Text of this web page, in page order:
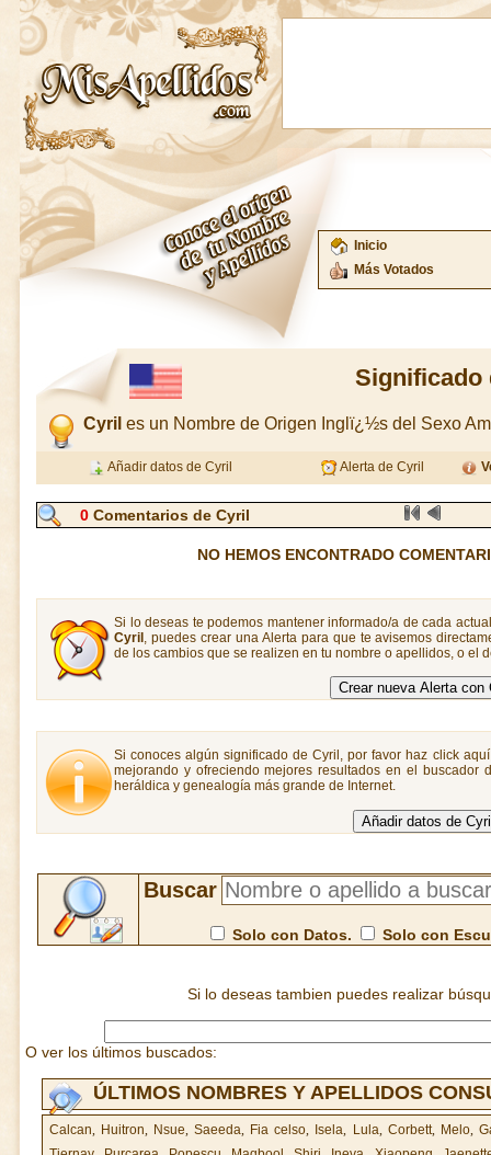
Inicio
Más Votados
Significado
Cyril es un Nombre de Origen Inglï¿½s del Sexo
Añadir datos de Cyril Alerta de Cyril
0 Comentarios de Cyril
NO HEMOS ENCONTRADO
Si lo deseas te podemos mantener informado/a de cada
Cyril , puedes crear una Alerta para que te avisemos
de los cambios que se realizen en tu nombre o apellidos, o el
Si conoces algún significado de Cyril, por favor haz click
mejorando y ofreciendo mejores resultados en el buscador
heráldica y genealogía más grande de Internet.
Buscar
Solo con Datos. Solo con
Si lo deseas tambien puedes realizar
O ver los últimos buscados:
ÚLTIMOS NOMBRES Y APELLIDOS
Calcan, Huitron, Nsue,Saeeda, Fia celso, Isela, Lula, Corbett, Melo,